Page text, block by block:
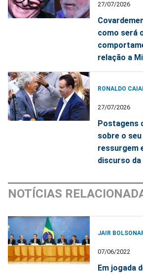
27/07/2026
como será
relação a
RONALDO
27/07/2026
Postagens
sobre o
ressurgem
discurso da
NOTÍCIAS
JAIR
07/06/2022
Em jogada